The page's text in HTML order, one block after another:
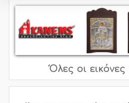
Όλες οι